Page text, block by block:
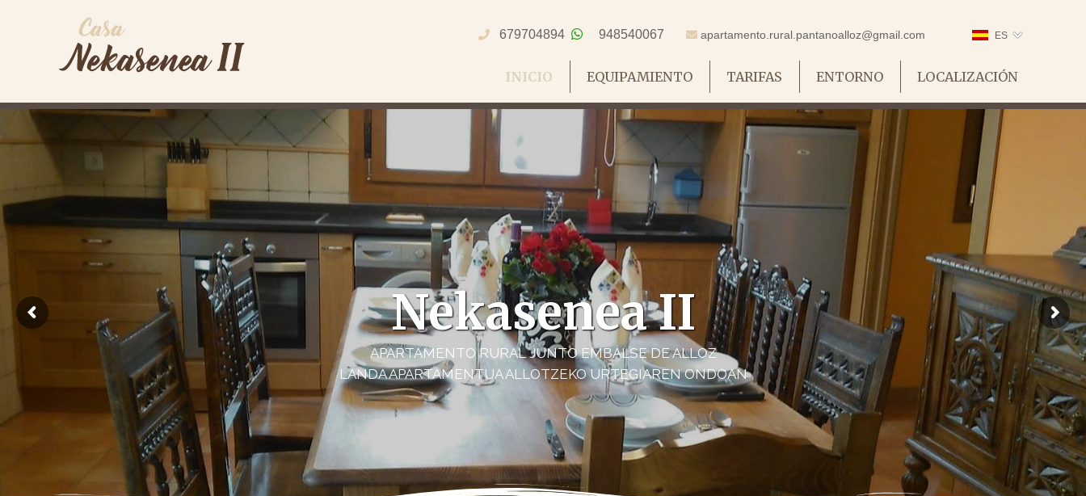
679704894 948540067 apartamento.rural.pantanoalloz@gmail.com ES
INICIO EQUIPAMIENTO TARIFAS ENTORNO LOCALIZACIÓN
Nekasenea II
APARTAMENTO RURAL JUNTO EMBALSE DE ALLOZ
LANDA APARTAMENTUA ALLOTZEKO URTEGIAREN ONDOAN